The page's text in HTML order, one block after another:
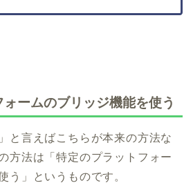
ームのブリッジ機能を使う
と言えばこちらが本来の方法な
方法は「特定のプラットフォー
う」というものです。